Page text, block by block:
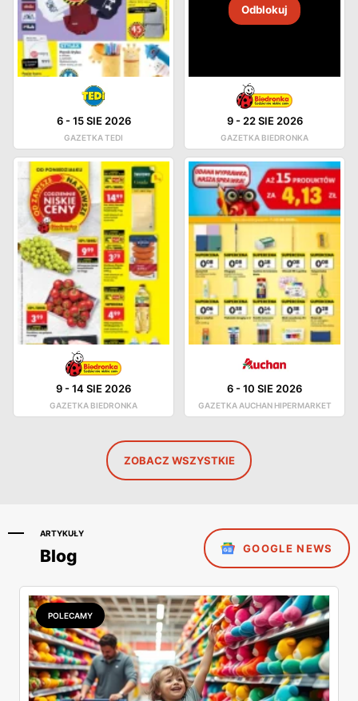
6-15 SIE 2026
GAZETKA TEDI
Odblokuj
9- 22 SIE 2026
GAZETKA BIEDRONKA
9-14 SIE 2026
GAZETKA BIEDRONKA
6-10 SIE 2026
GAZETKA AUCHAN HIPERMARKET
ZOBACZ WSZYSTKIE
ARTYKUŁY
Blog GOOGLE NEWS
POLECAMY